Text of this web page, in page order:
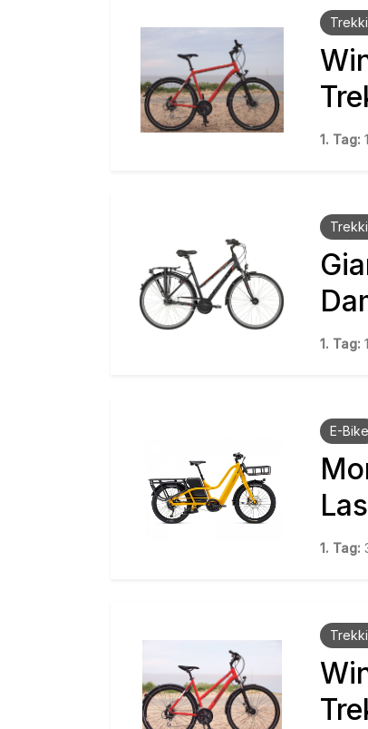
1. Tag:
1. Tag:
E-Bike
1. Tag: